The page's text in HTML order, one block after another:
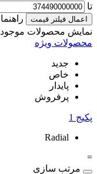
تا
اعمال فیلتر قیمت
راهنما
نمایش محصولات موجود
محصولات ویژه
جدید
خاص
پایدار
پرفروش
پکیج 1
Radial
=
مرتب سازی